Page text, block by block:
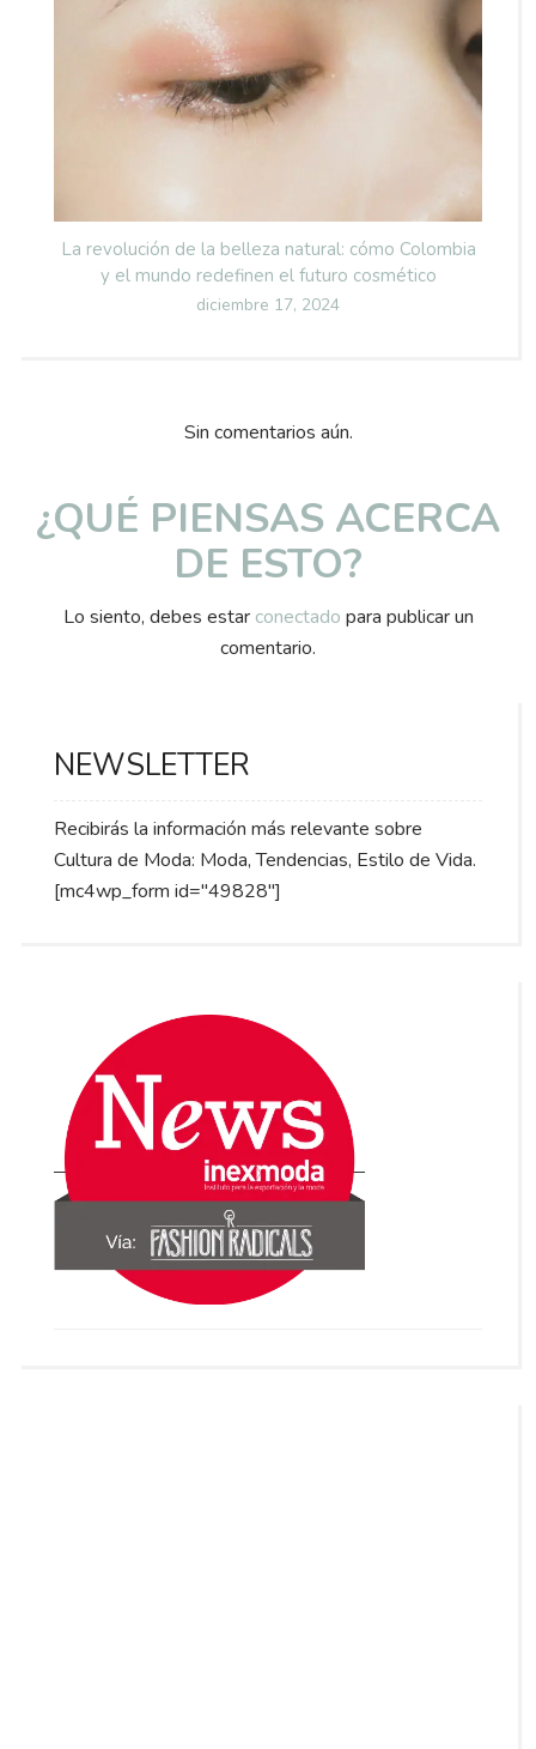
La revolución de la belleza natural: cómo Colombia
y el mundo redefinen el futuro cosmético
Posted
diciembre 17, 2024
Sin comentarios aún.
¿QUÉ PIENSAS ACERCA
DE ESTO?
Lo siento, debes estar conectado para publicar un
comentario.
NEWSLETTER
Recibirás la información más relevante sobre
Cultura de Moda: Moda, Tendencias, Estilo de Vida.
[mc4wp_form id="49828"]